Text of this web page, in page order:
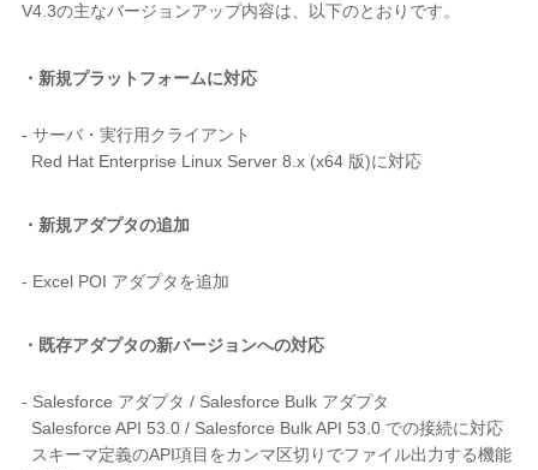
V4.3の主なバージョンアップ内容は、以下のとおりです。
・新規プラットフォームに対応
- サーバ・実行用クライアント
Red Hat Enterprise Linux Server 8.x (x64 版)に対応
・新規アダプタの追加
- Excel POI アダプタを追加
・既存アダプタの新バージョンへの対応
- Salesforce アダプタ / Salesforce Bulk アダプタ
Salesforce API 53.0 / Salesforce Bulk API 53.0 での接続に対応
スキーマ定義のAPI項目をカンマ区切りでファイル出力する機能